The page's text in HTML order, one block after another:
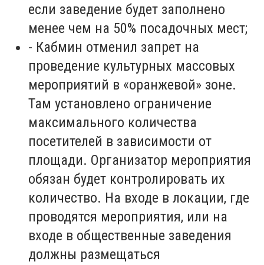
если заведение будет заполнено
менее чем на 50% посадочных мест;
- Кабмин отменил запрет на
проведение культурных массовых
мероприятий в «оранжевой» зоне.
Там установлено ограничение
максимального количества
посетителей в зависимости от
площади. Организатор мероприятия
обязан будет контролировать их
количество. На входе в локации, где
проводятся мероприятия, или на
входе в общественные заведения
должны размещаться